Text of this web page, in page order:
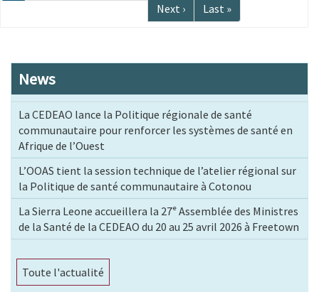
courante
Page
suivante
Next ›
Dernière
page
Last »
News
La CEDEAO lance la Politique régionale de santé
communautaire pour renforcer les systèmes de santé en
Afrique de l’Ouest
L’OOAS tient la session technique de l’atelier régional sur
la Politique de santé communautaire à Cotonou
La Sierra Leone accueillera la 27ᵉ Assemblée des Ministres
de la Santé de la CEDEAO du 20 au 25 avril 2026 à Freetown
Toute l'actualité